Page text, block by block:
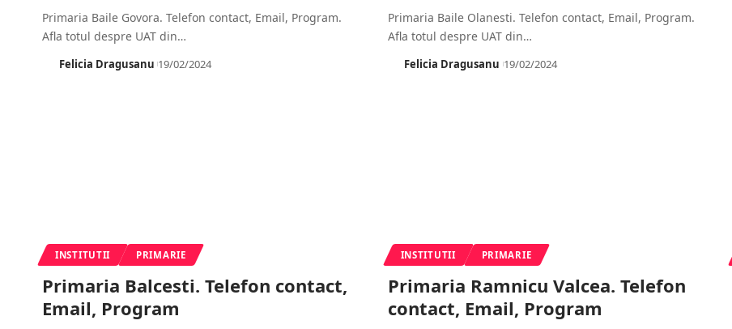
Primaria Baile Govora. Telefon contact, Email, Program.
Afla totul despre UAT din…
Felicia Dragusanu 19/02/2024
Primaria Baile Olanesti. Telefon contact, Email, Program.
Afla totul despre UAT din…
Felicia Dragusanu 19/02/2024
INSTITUTII PRIMARIE
Primaria Balcesti. Telefon contact,
Email, Program
INSTITUTII PRIMARIE
Primaria Ramnicu Valcea. Telefon
contact, Email, Program